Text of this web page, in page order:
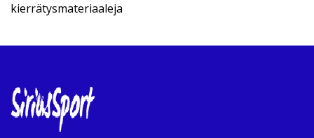
kierrätysmateriaaleja